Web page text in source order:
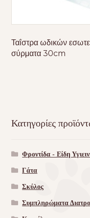
Ταΐστρα ωδικών
σύρματα 30cm
Κατηγορίες
Φροντίδα - Είδη
Γάτα
Σκύλος
Συμπληρώματα